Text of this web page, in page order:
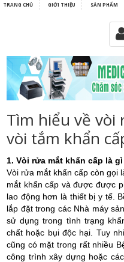
TRANG CHỦ GIỚI THIỆU SẢN PHẨM
Tìm hiểu về vòi
vòi tắm khẩn
1. Vòi rửa mắt khẩn cấp là gì
Vòi rửa mắt khẩn cấp còn gọi
mắt khẩn cấp và được được
lao động hơn là thiết bị y tế.
lắp đặt trong các Nhà máy
sử dụng trong tình trạng
chất hoặc bụi độc hại. Tuy
cũng có mặt trong rất nhiều
công trình xây dựng hoặc